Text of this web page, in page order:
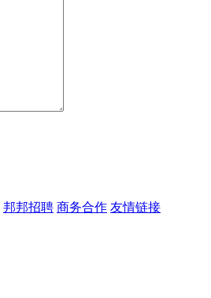
邦邦招聘 商务合作 友情链接